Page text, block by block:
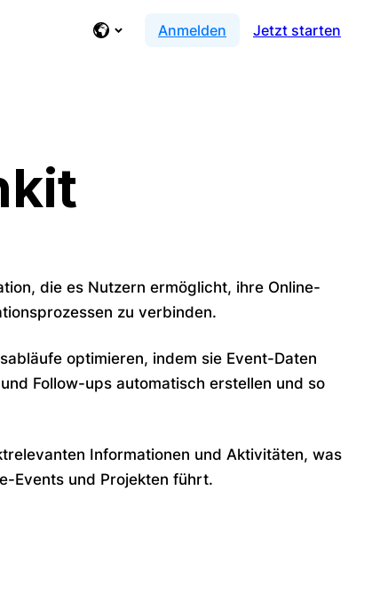
Anmelden Jetzt starten
die es Nutzern ermöglicht, ihre Online-
zu verbinden.
optimieren, indem sie Event-Daten
Follow-ups automatisch erstellen und so
Informationen und Aktivitäten, was
Events und Projekten führt.